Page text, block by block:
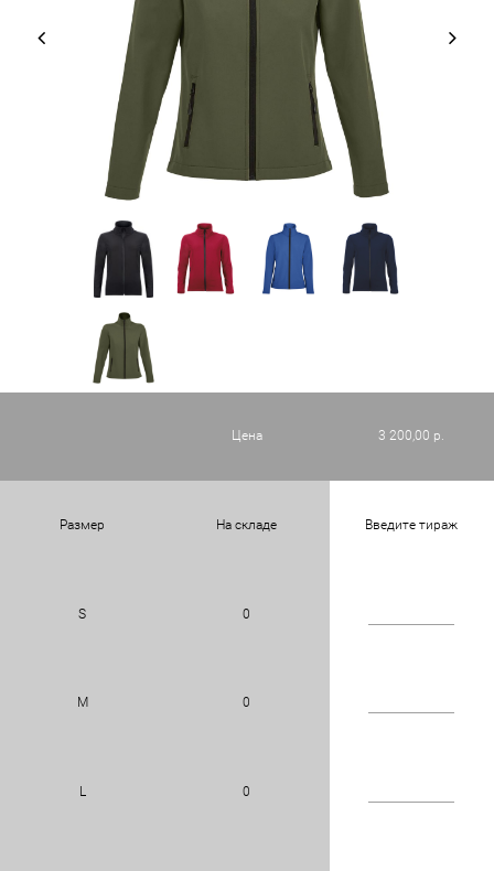
Цена 3 200,00 р.
Размер На складе Введите тираж
S 0
M 0
L 0